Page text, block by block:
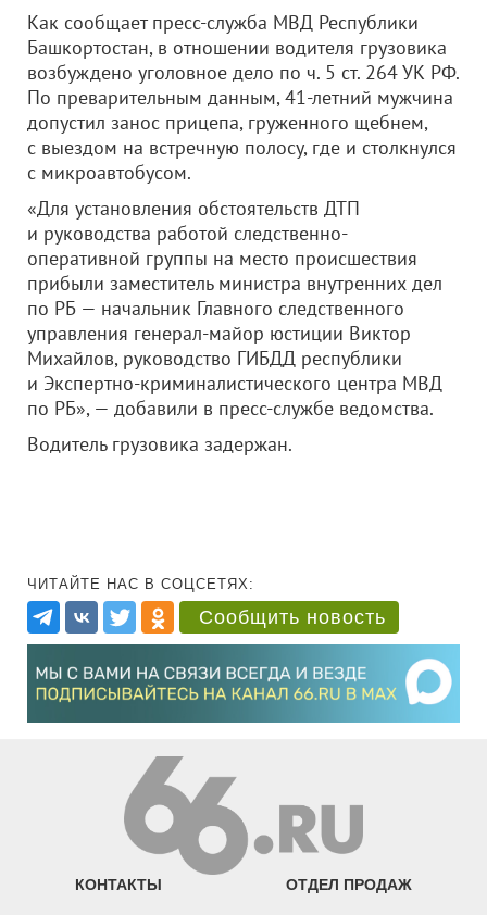
Как сообщает пресс-служба МВД Республики
Башкортостан, в отношении водителя грузовика
возбуждено уголовное дело по ч. 5 ст. 264 УК РФ.
По преварительным данным, 41-летний мужчина
допустил занос прицепа, груженного щебнем,
с выездом на встречную полосу, где и столкнулся
с микроавтобусом.
«Для установления обстоятельств ДТП
и руководства работой следственно-
оперативной группы на место происшествия
прибыли заместитель министра внутренних дел
по РБ — начальник Главного следственного
управления генерал-майор юстиции Виктор
Михайлов, руководство ГИБДД республики
и Экспертно-криминалистического центра МВД
по РБ», — добавили в пресс-службе ведомства.
Водитель грузовика задержан.
ЧИТАЙТЕ НАС В СОЦСЕТЯХ:
Сообщить новость
КОНТАКТЫ ОТДЕЛ ПРОДАЖ